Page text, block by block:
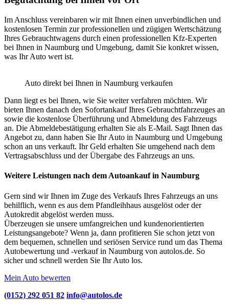
Im Anschluss vereinbaren wir mit Ihnen einen unverbindlichen und
kostenlosen Termin zur professionellen und zügigen Wertschätzung
Ihres Gebrauchtwagens durch einen professionellen Kfz-Experten
bei Ihnen in Naumburg und Umgebung, damit Sie konkret wissen,
was Ihr Auto wert ist.
Auto direkt bei Ihnen in Naumburg verkaufen
Dann liegt es bei Ihnen, wie Sie weiter verfahren möchten. Wir
bieten Ihnen danach den Sofortankauf Ihres Gebrauchtfahrzeuges an
sowie die kostenlose Überführung und Abmeldung des Fahrzeugs
an. Die Abmeldebestätigung erhalten Sie als E-Mail. Sagt Ihnen das
Angebot zu, dann haben Sie Ihr Auto in Naumburg und Umgebung
schon an uns verkauft. Ihr Geld erhalten Sie umgehend nach dem
Vertragsabschluss und der Übergabe des Fahrzeugs an uns.
Weitere Leistungen nach dem Autoankauf in Naumburg
Gern sind wir Ihnen im Zuge des Verkaufs Ihres Fahrzeugs an uns
behilflich, wenn es aus dem Pfandleihhaus ausgelöst oder der
Autokredit abgelöst werden muss.
Überzeugen sie unsere umfangreichen und kundenorientierten
Leistungsangebote? Wenn ja, dann profitieren Sie schon jetzt von
dem bequemen, schnellen und seriösen Service rund um das Thema
Autobewertung und -verkauf in Naumburg von autolos.de. So
sicher und schnell werden Sie Ihr Auto los.
Mein Auto bewerten
(0152) 292 051 82 info@autolos.de